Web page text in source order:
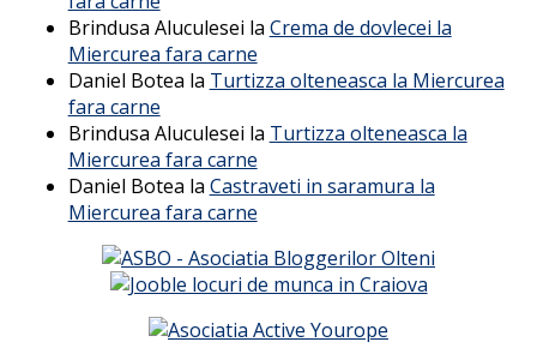
Brindusa Aluculesei la Crema de dovlecei la
Miercurea fara carne
Daniel Botea la Turtizza olteneasca la Miercurea
fara carne
Brindusa Aluculesei la Turtizza olteneasca la
Miercurea fara carne
Daniel Botea la Castraveti in saramura la
Miercurea fara carne